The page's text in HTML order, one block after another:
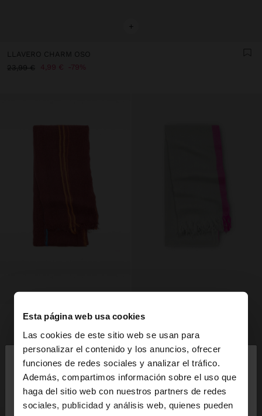
Esta página web usa cookies
Las cookies de este sitio web se usan para
personalizar el contenido y los anuncios, ofrecer
funciones de redes sociales y analizar el tráfico.
Además, compartimos información sobre el uso que
haga del sitio web con nuestros partners de redes
sociales, publicidad y análisis web, quienes pueden
hola
Estás accediendo a la web de España. ¿Quieres ir a
la web de United States?
+
LLAVERO CHARM OSO
23,99 €
4,99 € 79%